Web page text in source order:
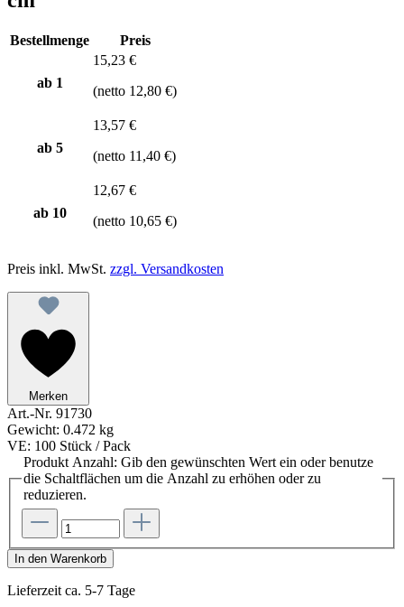
Bestellmenge Preis
ab 1
15,23 €
(netto 12,80 €)
ab 5
13,57 €
(netto 11,40 €)
ab 10
12,67 €
(netto 10,65 €)
Preis inkl. MwSt. zzgl. Versandkosten
Merken
Art.-Nr. 91730
Gewicht: 0.472 kg
VE: 100 Stück / Pack
Produkt Anzahl: Gib den gewünschten Wert ein oder benutze
die Schaltflächen um die Anzahl zu erhöhen oder zu
reduzieren.
In den Warenkorb
Lieferzeit ca. 5-7 Tage